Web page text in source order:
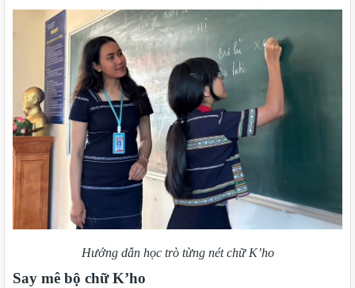
Hướng dẫn học trò từng nét chữ K’ho
Say mê bộ chữ K’ho